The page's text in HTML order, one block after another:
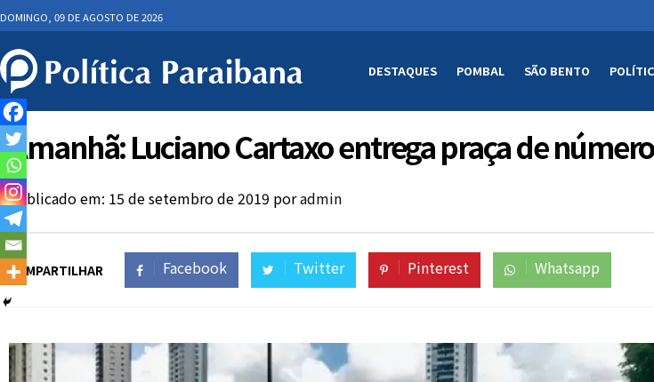
DOMINGO, 09 DE AGOSTO DE 2026
DESTAQUES POMBAL SÃO BENTO
Amanhã: Luciano Cartaxo entrega praça de
Publicado em: 15 de setembro de 2019 poradmin
COMPARTILHAR Facebook Twitter Pinterest Whatsapp